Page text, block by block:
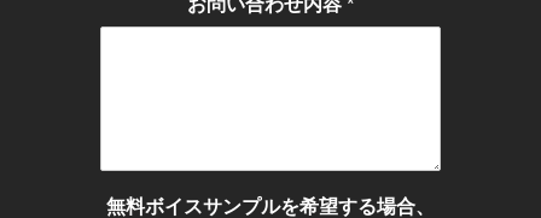
お問い合わせ内容
無料ボイスサンプルを希望する場合、